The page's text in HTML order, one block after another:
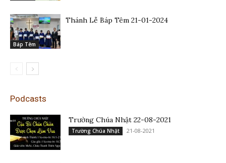
Báp Têm
Thánh Lễ Báp Têm 21-01-2024
Podcasts
Trường Chúa Nhật 22-08-2021
Trường Chúa Nhật 21-08-2021